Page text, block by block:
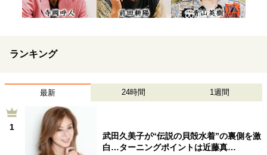
ランキング
最新 24時間 1週間
1
武田久美子が“伝説の貝殻水着”の裏側を激
白…ターニングポイントは近藤真…